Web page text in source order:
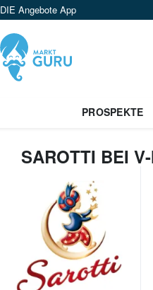
DIE Angebote App
PROSPEKTE
SAROTTI BEI